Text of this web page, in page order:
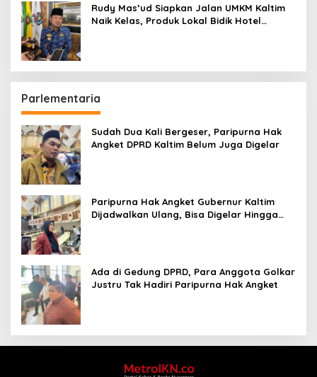
Rudy Mas’ud Siapkan Jalan UMKM Kaltim
Naik Kelas, Produk Lokal Bidik Hotel
Parlementaria
Sudah Dua Kali Bergeser, Paripurna Hak
Angket DPRD Kaltim Belum Juga Digelar
Paripurna Hak Angket Gubernur Kaltim
Dijadwalkan Ulang, Bisa Digelar Hingga
Ada di Gedung DPRD, Para Anggota Golkar
Justru Tak Hadiri Paripurna Hak Angket